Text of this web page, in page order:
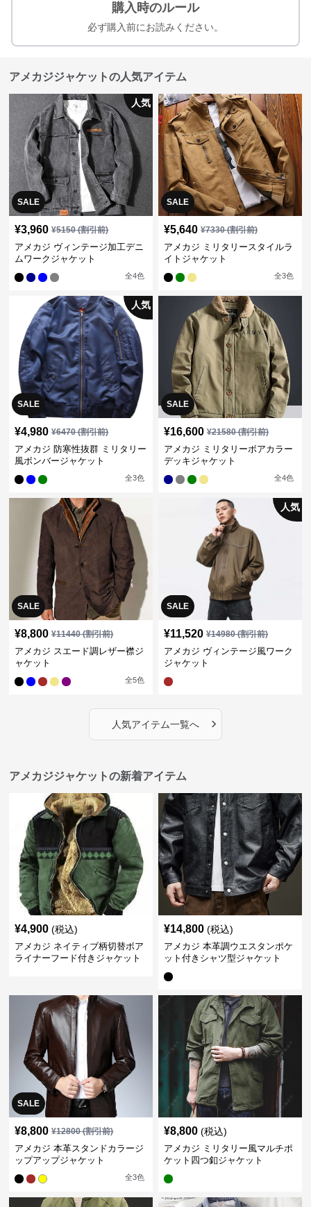
購入時のルール
必ず購入前にお読みください。
アメカジジャケットの人気アイテム
SALE
人気
¥3,960 ¥5150(割引前)
アメカジ ヴィンテージ加工デニ
ムワークジャケット
全4色
SALE
¥5,640 ¥7330(割引前)
アメカジ ミリタリースタイルラ
イトジャケット
全3色
SALE
人気
¥4,980 ¥6470(割引前)
アメカジ 防寒性抜群 ミリタリー
風ボンバージャケット
全3色
SALE
¥16,600 ¥21580(割引前)
アメカジ ミリタリーボアカラー
デッキジャケット
全4色
SALE
¥8,800 ¥11440(割引前)
アメカジ スエード調レザー襟ジ
ャケット
全5色
SALE
人気
¥11,520 ¥14980(割引前)
アメカジ ヴィンテージ風ワーク
ジャケット
人気アイテム一覧へ ›
アメカジジャケットの新着アイテム
¥4,900 (税込)
アメカジ ネイティブ柄切替ボア
ライナーフード付きジャケット
¥14,800 (税込)
アメカジ 本革調ウエスタンポケ
ット付きシャツ型ジャケット
SALE
¥8,800 ¥12800(割引前)
アメカジ 本革スタンドカラージ
ップアップジャケット
全3色
¥8,800 (税込)
アメカジ ミリタリー風マルチポ
ケット四つ釦ジャケット